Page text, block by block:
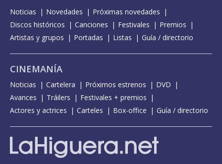
Noticias Novedades
Próximas novedades
Discos históricos
Canciones Festivales
Premios
Artistas y grupos
Portadas Listas Guía / directorio
CINEMANÍA
Noticias Cartelera Próximos estrenos
DVD
Avances
Tráilers
Festivales + premios
Actores y actrices
Carteles Box-office Guía / directorio